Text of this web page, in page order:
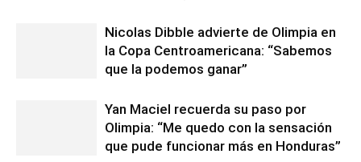
Nicolas Dibble advierte de Olimpia en
la Copa Centroamericana: “Sabemos
que la podemos ganar”
Yan Maciel recuerda su paso por
Olimpia: “Me quedo con la sensación
que pude funcionar más en Honduras”